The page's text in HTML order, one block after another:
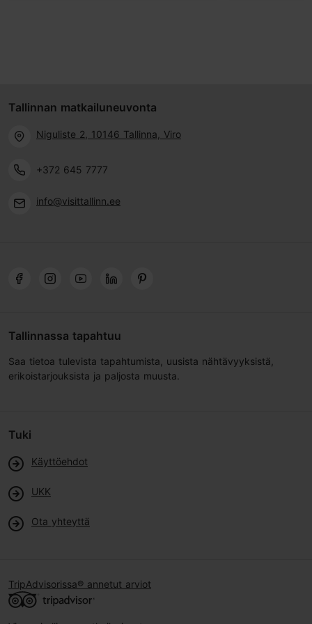
Tallinnan matkailuneuvonta
Niguliste 2, 10146 Tallinna, Viro
+372 645 7777
info@visittallinn.ee
Tallinnassa tapahtuu
Saa tietoa tulevista tapahtumista, uusista nähtävyyksistä,
erikoistarjouksista ja paljosta muusta.
Tuki
Käyttöehdot
UKK
Ota yhteyttä
TripAdvisorissa® annetut arviot